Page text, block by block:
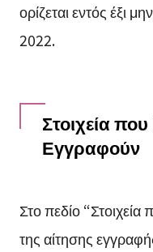
ορίζεται εντός έξι
2022.
Στοιχεία
Εγγραφούν
Στο πεδίο
της αίτησης